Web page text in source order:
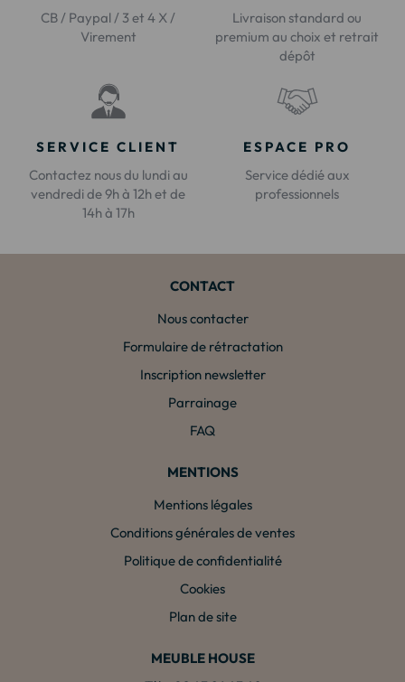
CB / Paypal / 3 et 4 X /
Virement
Livraison standard ou
premium au choix et retrait
dépôt
SERVICE CLIENT
Contactez nous du lundi au
vendredi de 9h à 12h et de
14h à 17h
ESPACE PRO
Service dédié aux
professionnels
CONTACT
Nous contacter
Formulaire de rétractation
Inscription newsletter
Parrainage
FAQ
MENTIONS
Mentions légales
Conditions générales de ventes
Politique de confidentialité
Cookies
Plan de site
MEUBLE HOUSE